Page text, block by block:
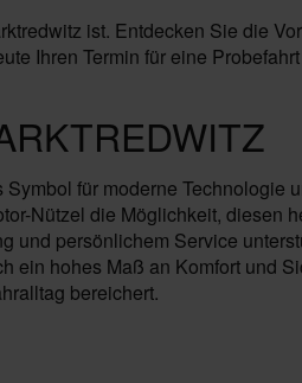
ist. Entdecken Sie die
Ihren Termin für eine
für moderne Technologie
Nützel die Möglichkeit, diesen
persönlichem Service
hohes Maß an Komfort und
bereichert.